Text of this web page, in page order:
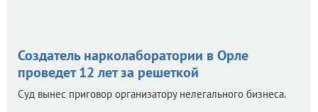
Создатель нарколаборатории в Орле
проведет 12 лет за решеткой
Суд вынес приговор организатору нелегального бизнеса.